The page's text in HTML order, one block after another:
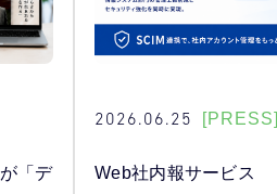
「デ
2026.06.25 [PRESS]
Web社内報サービス